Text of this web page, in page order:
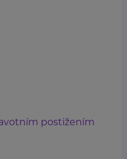
postižením